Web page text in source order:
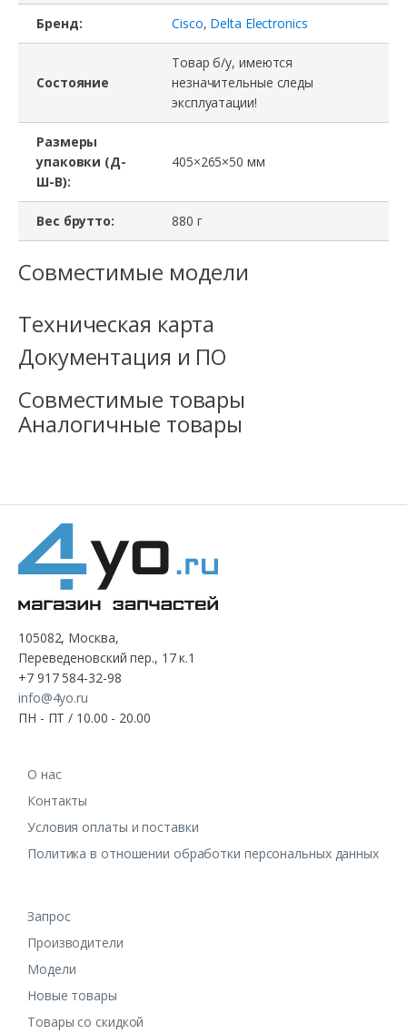
DL320G6,
DL160G6,
DL165G7,
12V,
40x40x56мм
Бренд: Cisco, Delta Electronics
Состояние
Товар б/у, имеются
незначительные следы
эксплуатации!
Размеры
упаковки (Д-
Ш-В):
405×265×50 мм
Вес брутто: 880 г
Совместимые модели
Техническая карта
Документация и ПО
Совместимые товары
Аналогичные товары
105082, Москва,
Переведеновский пер., 17 к.1
+7 917 584-32-98
info@4yo.ru
ПН - ПТ / 10.00 - 20.00
О нас
Контакты
Условия оплаты и поставки
Политика в отношении обработки персональных данных
Запрос
Производители
Модели
Новые товары
Товары со скидкой